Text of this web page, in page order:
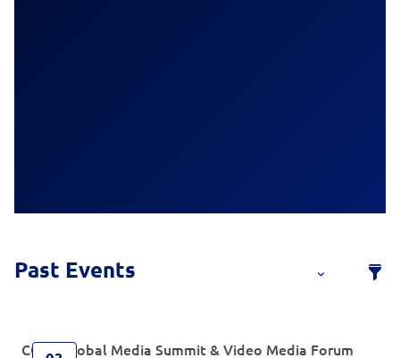
CGTN Global Media Summit & Video Media Forum